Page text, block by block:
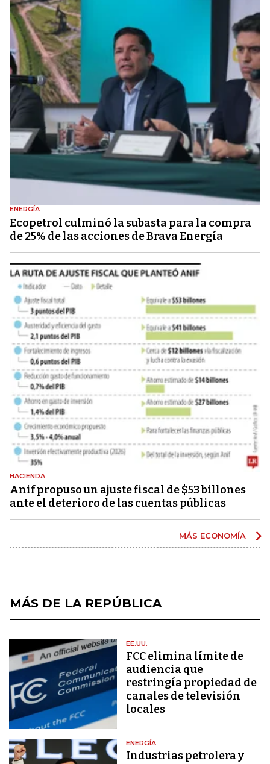
ENERGÍA
Ecopetrol culminó la subasta para la compra
de 25% de las acciones de Brava Energía
HACIENDA
Anif propuso un ajuste fiscal de $53 billones
ante el deterioro de las cuentas públicas
MÁS ECONOMÍA
MÁS DE LA REPÚBLICA
EE.UU.
FCC elimina límite de
audiencia que
restringía propiedad de
canales de televisión
locales
ENERGÍA
Industrias petrolera y